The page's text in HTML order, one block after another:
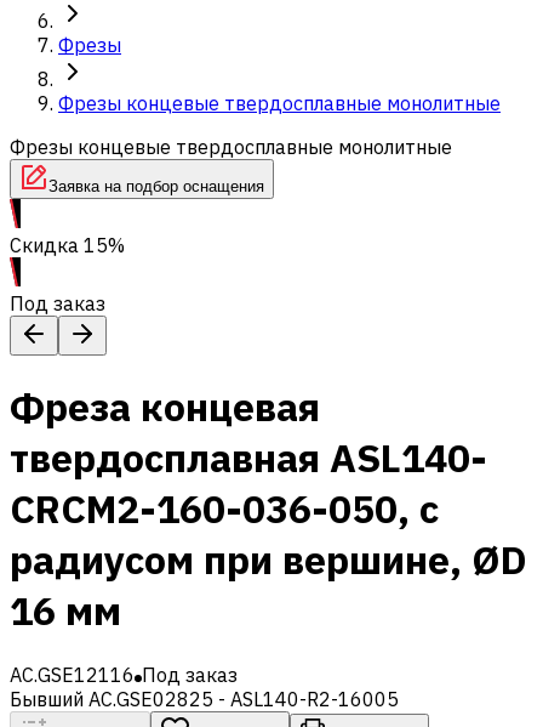
Фрезы
Фрезы концевые твердосплавные монолитные
Фрезы концевые твердосплавные монолитные
Заявка на подбор оснащения
Скидка 15%
Под заказ
Фреза концевая
твердосплавная ASL140-
CRCM2-160-036-050, с
радиусом при вершине, ØD
16 мм
AC.GSE12116 Под заказ
Бывший AC.GSE02825 - ASL140-R2-16005